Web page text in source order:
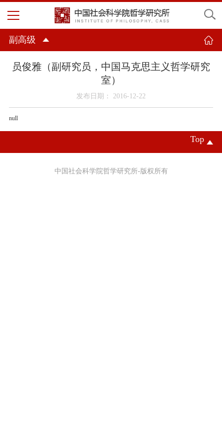
副高级
员俊雅（副研究员，中国马克思主义哲学研究
室）
发布日期： 2016-12-22
null
Top
中国社会科学院哲学研究所-版权所有